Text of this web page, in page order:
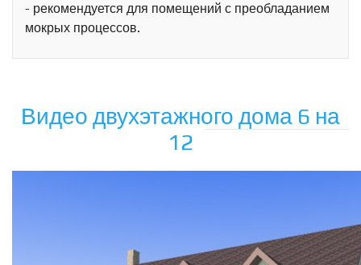
- рекомендуется для помещений с преобладанием
мокрых процессов.
Видео двухэтажного дома 6 на
12